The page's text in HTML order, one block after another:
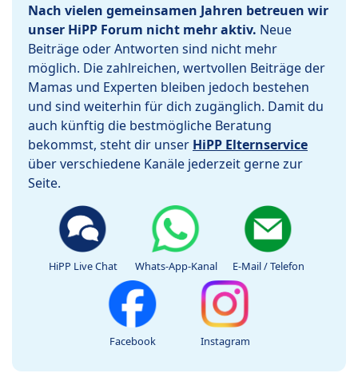
Nach vielen gemeinsamen Jahren betreuen wir
unser HiPP Forum nicht mehr aktiv. Neue
Beiträge oder Antworten sind nicht mehr
möglich. Die zahlreichen, wertvollen Beiträge der
Mamas und Experten bleiben jedoch bestehen
und sind weiterhin für dich zugänglich. Damit du
auch künftig die bestmögliche Beratung
bekommst, steht dir unser HiPP Elternservice
über verschiedene Kanäle jederzeit gerne zur
Seite.
HiPP Live Chat Whats-App-Kanal E-Mail / Telefon
Facebook Instagram